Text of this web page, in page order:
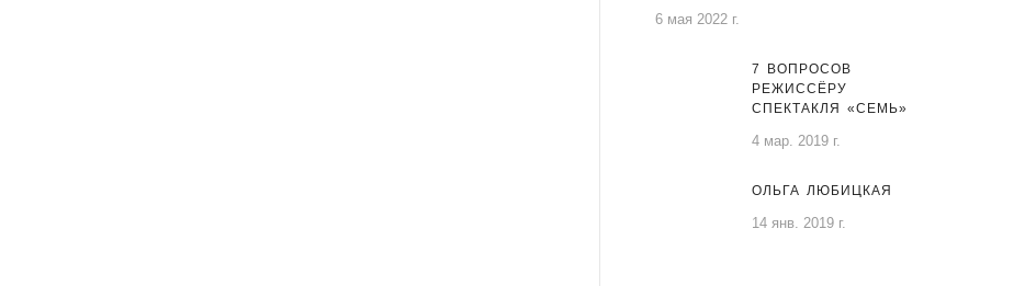
6 мая 2022 г.
7 ВОПРОСОВ
РЕЖИССЁРУ
СПЕКТАКЛЯ «СЕМЬ»
4 мар. 2019 г.
ОЛЬГА ЛЮБИЦКАЯ
14 янв. 2019 г.